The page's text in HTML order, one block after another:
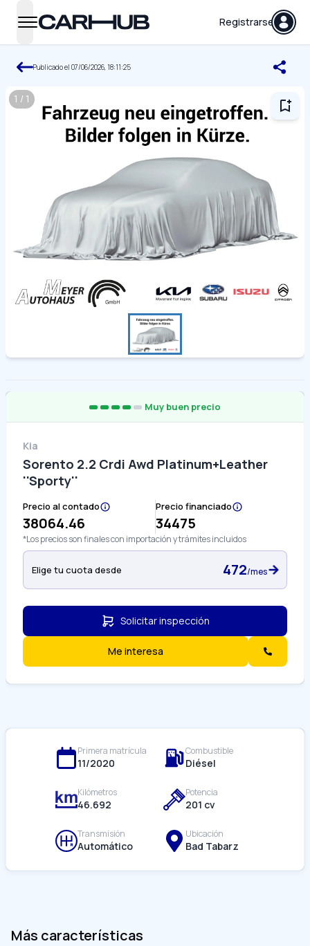
open navigation menu
Carhub Registrarse
Publicado el 07/06/2026, 18:11:25
1 / 1
Muy buen precio
Kia
Sorento 2.2 Crdi Awd Platinum+Leather
''Sporty''
Precio al contado
38064.46
Precio financiado
34475
*Los precios son finales con importación y trámites incluidos
Elige tu cuota desde 472/mes
Solicitar inspección
Me interesa
Primera matrícula
11/2020
Combustible
Diésel
Kilómetros
46.692
Potencia
201 cv
Transmisión
Automático
Ubicación
Bad Tabarz
Más características